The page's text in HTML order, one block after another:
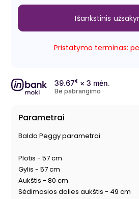
Pristatymo terminas:
Išankstinis
39.67€ × 3 mėn.
Be pabrangimo
Parametrai
Baldo Peggy parametrai:
Plotis - 57 cm
Gylis - 57 cm
Aukštis - 80 cm
Sėdimosios dalies aukštis - 49 cm